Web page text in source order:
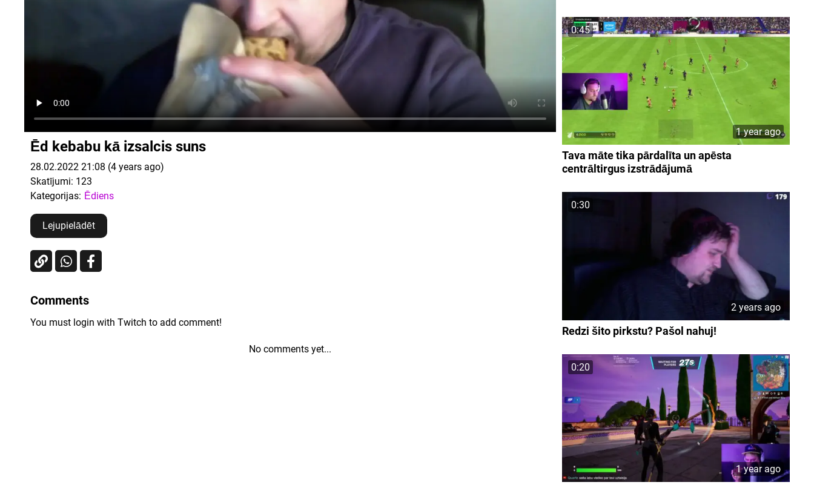
Ēd kebabu kā izsalcis suns
28.02.2022 21:08 (4 years ago)
Skatījumi: 123
Kategorijas: Ēdiens
Lejupielādēt
Comments
You must login with Twitch to add comment!
No comments yet...
0:45
1 year ago
Tava māte tika pārdalīta un apēsta
centrāltirgus izstrādājumā
0:30
2 years ago
Redzi šito pirkstu? Pašol nahuj!
0:20
1 year ago